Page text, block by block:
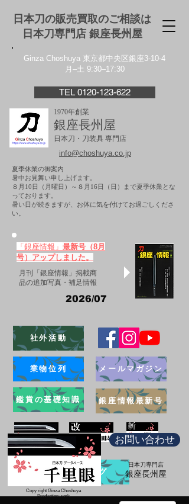
日本刀の販売買取のご相談は
日本刀専門店 銀座⻑州屋
Ginza Choshuya 東京都中央区銀座3-10-4
月–土 9:30–17:30
TEL 0120-123-622
1970年創業
銀座長州屋
日本刀・刀装具 専門店
info@choshuya.co.jp
夏季休業の御案内
暑中お見舞い申し上げます。
８月10日（月曜日）～８月16日（日）まで夏季休業とな
っております。
​暑い日が続きますが、お体に気を付けてお過ごしくださ
い。
「銀座情報」 最新号（8月
号）アップしました。
月刊「銀座情報」掲載商
品の追加写真・補足情報
2026/07
社外活動
業物位列
鑑賞の基礎知識
メールマガジン
銀座情報最新号
ブログ
お問い合わせ
日本刀専門店
​銀座長州屋
Copy right Ginza Choshuya
Production work